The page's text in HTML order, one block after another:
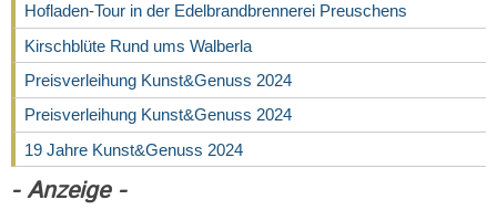
Hofladen-Tour in der Edelbrandbrennerei Preuschens
Kirschblüte Rund ums Walberla
Preisverleihung Kunst&Genuss 2024
Preisverleihung Kunst&Genuss 2024
19 Jahre Kunst&Genuss 2024
- Anzeige -